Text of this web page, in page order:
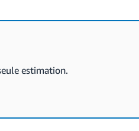
estimation.